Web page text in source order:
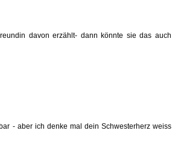
davon erzählt- dann könnte sie das auch
- aber ich denke mal dein Schwesterherz weiss